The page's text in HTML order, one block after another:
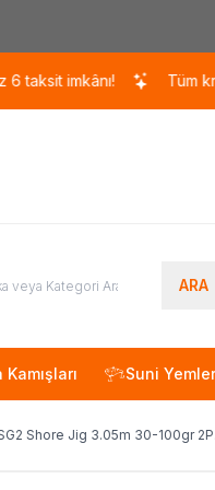
imkânı! Tüm kredi
ARA
Kamışları Suni Yemler
Shore Jig 3.05m 30-100gr 2P.